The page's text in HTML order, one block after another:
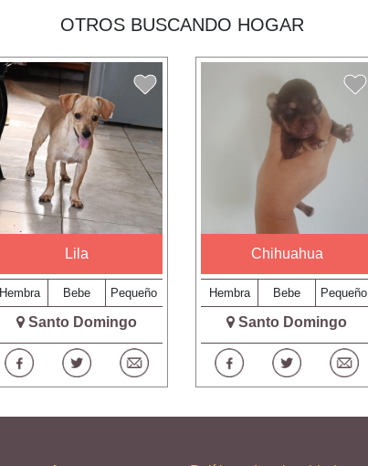
OTROS BUSCANDO HOGAR
Lila
Hembra Bebe Pequeño
Santo Domingo
Chihuahua
Hembra Bebe Pequeño
Santo Domingo